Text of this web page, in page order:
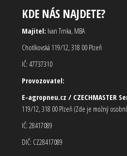
KDE NÁS NAJDETE?
Majitel: Ivan Trnka, MBA
Chotíkovská 119/12, 318 00 Plzeň
IČ: 47737310
Provozovatel:
E-agropneu.cz / CZECHMASTER
119/12, 318 00 Plzeň (Zde je možný
IČ: 28417089
DIČ: CZ28417089